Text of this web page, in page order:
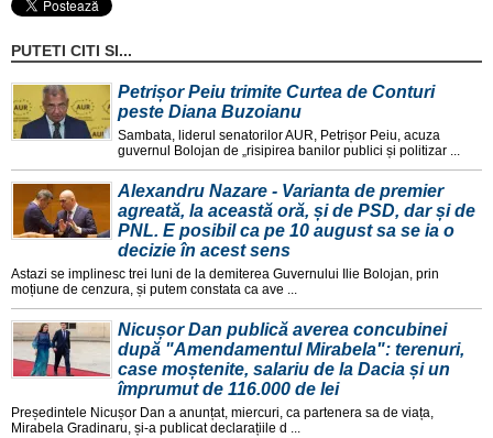
PUTETI CITI SI...
Petrișor Peiu trimite Curtea de Conturi
peste Diana Buzoianu
Sambata, liderul senatorilor AUR, Petrișor Peiu, acuza
guvernul Bolojan de „risipirea banilor publici și politizar ...
Alexandru Nazare - Varianta de premier
agreată, la această oră, și de PSD, dar și de
PNL. E posibil ca pe 10 august sa se ia o
decizie în acest sens
Astazi se implinesc trei luni de la demiterea Guvernului Ilie Bolojan, prin
moțiune de cenzura, și putem constata ca ave ...
Nicușor Dan publică averea concubinei
după "Amendamentul Mirabela": terenuri,
case moștenite, salariu de la Dacia și un
împrumut de 116.000 de lei
Președintele Nicușor Dan a anunțat, miercuri, ca partenera sa de viața,
Mirabela Gradinaru, și-a publicat declarațiile d ...